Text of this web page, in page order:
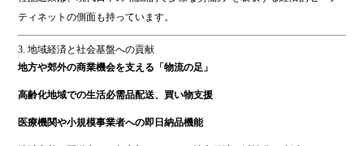
ティネットの側面も持っています。
3. 地域経済と社会基盤への貢献
地方や郊外の商業機会を支える「物流の足」
高齢化地域での生活必需品配送、買い物支援
医療機関や小規模事業者への即日納品機能